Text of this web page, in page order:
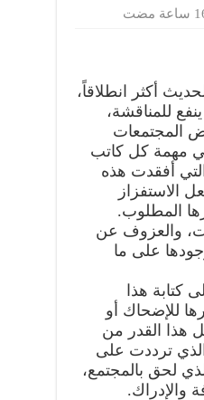
أكثر انطلاقاً،
للمناقشة،
المجتمعات
مهمة كل كاتب
أفقدت هذه
الاستفزاز
المطلوب.
والعزوف عن
على ما
كتابة هذا
للإضحاك أو
هذا القدر من
ترددت على
لحق بالمجتمع،
والإدراك.